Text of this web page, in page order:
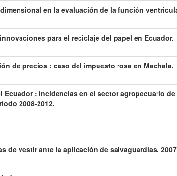
en la evaluación de la función
para el reciclaje del papel en Ecuador.
de precios : caso del impuesto rosa en Machala.
Ecuador : incidencias en el sector agropecuario de
2008-2012.
de vestir ante la aplicación de salvaguardias.